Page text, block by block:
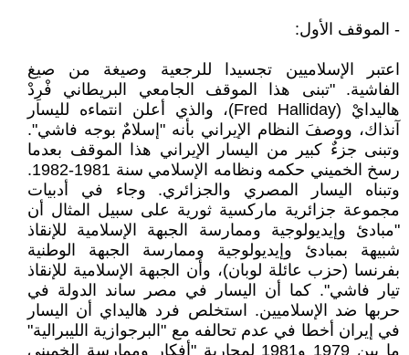
- الموقف الأول:
اعتبر الإسلاميين تجسيدا للرجعية وصيغة من صيغ
الفاشية. "تبنى هذا الموقف الجامعي البريطاني فْرِدْ
هاليدايْ (Fred Halliday)، والذي أعلن انتماءه لليسار
آنذاك، ووصفَ النظام الإيراني بأنه "إسلامٌ بوجه فاشي".
وتبنى جزءٌ كبير من اليسار الإيراني هذا الموقف بعدما
رسخ الخميني حكمه ونظامه الإسلامي سنة 1981-1982.
وتبناه اليسار المصري والجزائري. وجاء في أدبيات
مجموعة جزائرية ماركسية ثورية على سبيل المثال أن
"مبادئ وإيديولوجية وممارسة الجبهة الإسلامية للإنقاذ
شبيهة بمبادئ وإيديولوجية وممارسة الجبهة الوطنية
بفرنسا (حزب عائلة لوبان)، وأن الجبهة الإسلامية للإنقاذ
تيار فاشي". كما أن اليسار في مصر ساند الدولة في
حربها ضد الإسلاميين. استخلص فرد هاليداي أن اليسار
في إيران أخطا في عدم تحالفه مع "البرجوازية الليبرالية"
ما بين 1979 و1981 لمحاربة "أفكار وممارسة الخميني